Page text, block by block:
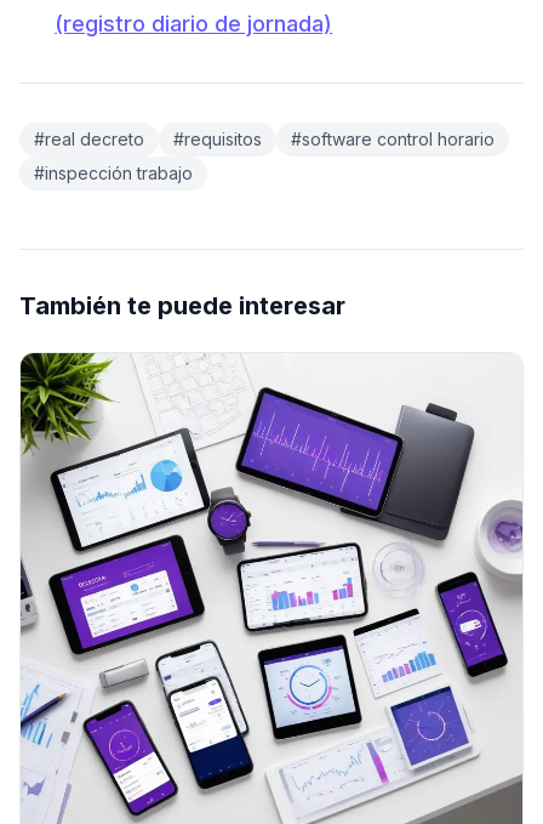
(registro diario de jornada)
#real decreto #requisitos
#software control horario
#inspección trabajo
También te puede interesar